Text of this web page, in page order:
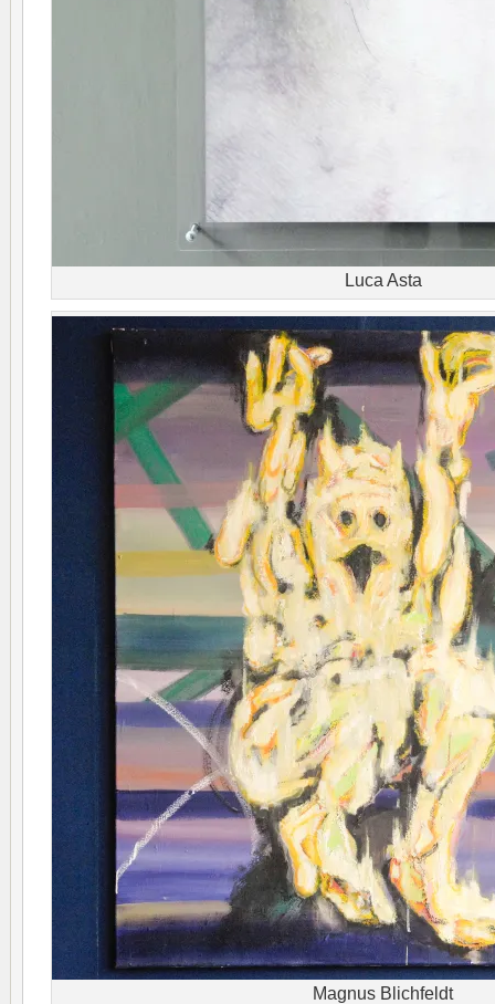
Luca Asta
Magnus Blichfeldt